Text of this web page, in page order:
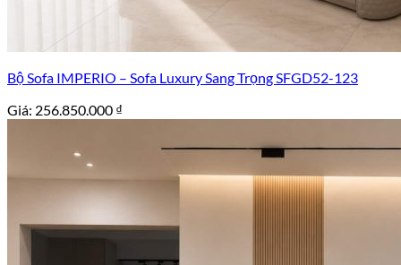
Bộ Sofa IMPERIO – Sofa Luxury Sang Trọng SFGD52-123
Giá: 256.850.000 ₫